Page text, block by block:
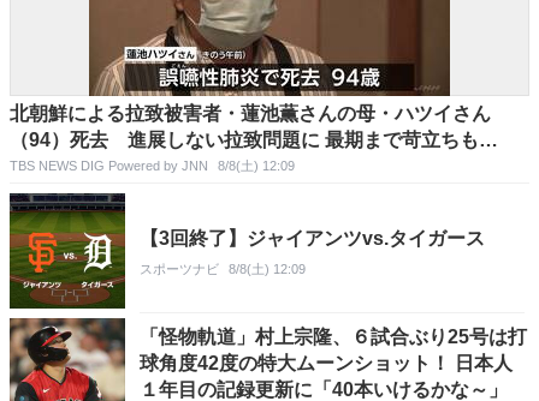
北朝鮮による拉致被害者・蓮池薫さんの母・ハツイさん
（94）死去 進展しない拉致問題に 最期まで苛立ちも…
TBS NEWS DIG Powered by JNN 8/8(土) 12:09
【3回終了】ジャイアンツvs.タイガース
スポーツナビ 8/8(土) 12:09
「怪物軌道」村上宗隆、６試合ぶり25号は打
球角度42度の特大ムーンショット！ 日本人
１年目の記録更新に「40本いけるかな～」